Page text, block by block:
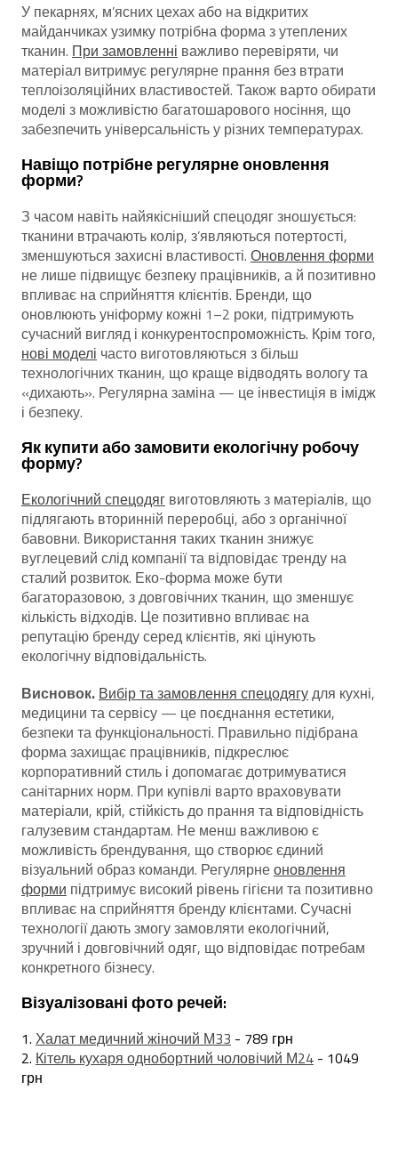
У пекарнях, м’ясних цехах або на відкритих
майданчиках узимку потрібна форма з утеплених
тканин. При замовленні важливо перевіряти, чи
матеріал витримує регулярне прання без втрати
теплоізоляційних властивостей. Також варто обирати
моделі з можливістю багатошарового носіння, що
забезпечить універсальність у різних температурах.
Навіщо потрібне регулярне оновлення
форми?
З часом навіть найякісніший спецодяг зношується:
тканини втрачають колір, з’являються потертості,
зменшуються захисні властивості. Оновлення форми
не лише підвищує безпеку працівників, а й позитивно
впливає на сприйняття клієнтів. Бренди, що
оновлюють уніформу кожні 1–2 роки, підтримують
сучасний вигляд і конкурентоспроможність. Крім того,
нові моделі часто виготовляються з більш
технологічних тканин, що краще відводять вологу та
«дихають». Регулярна заміна — це інвестиція в імідж
і безпеку.
Як купити або замовити екологічну робочу
форму?
Екологічний спецодяг виготовляють з матеріалів, що
підлягають вторинній переробці, або з органічної
бавовни. Використання таких тканин знижує
вуглецевий слід компанії та відповідає тренду на
сталий розвиток. Еко-форма може бути
багаторазовою, з довговічних тканин, що зменшує
кількість відходів. Це позитивно впливає на
репутацію бренду серед клієнтів, які цінують
екологічну відповідальність.
Висновок. Вибір та замовлення спецодягудля кухні,
медицини та сервісу — це поєднання естетики,
безпеки та функціональності. Правильно підібрана
форма захищає працівників, підкреслює
корпоративний стиль і допомагає дотримуватися
санітарних норм. При купівлі варто враховувати
матеріали, крій, стійкість до прання та відповідність
галузевим стандартам. Не менш важливою є
можливість брендування, що створює єдиний
візуальний образ команди. Регулярнеоновлення
форми підтримує високий рівень гігієни та позитивно
впливає на сприйняття бренду клієнтами. Сучасні
технології дають змогу замовляти екологічний,
зручний і довговічний одяг, що відповідає потребам
конкретного бізнесу.
Візуалізовані фото речей:
Халат медичний жіночий М33 - 789 грн
Кітель кухаря однобортний чоловічий М24 - 1049
грн